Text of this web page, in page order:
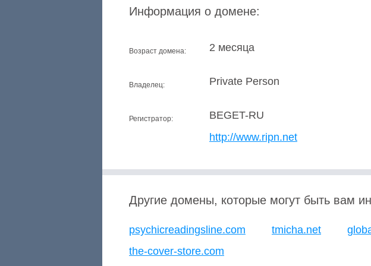
Информация о домене:
Возраст домена: 2 месяца
Владелец: Private Person
Регистратор:
BEGET-RU
http://www.ripn.net
Другие домены, которые могут быть вам
psychicreadingsline.com tmicha.net
the-cover-store.com